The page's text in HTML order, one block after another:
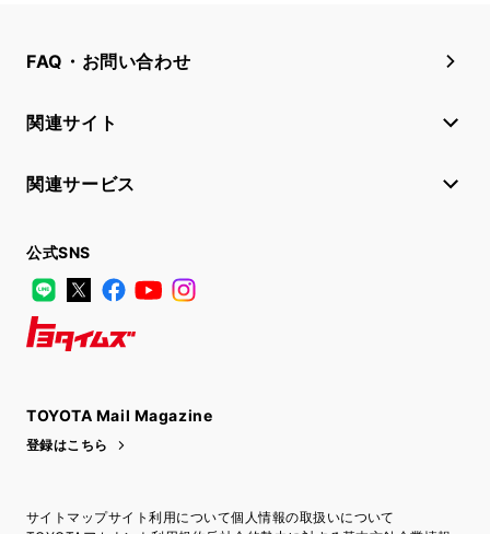
FAQ・お問い合わせ
関連サイト
関連サービス
公式SNS
LINE
X FacebookYouTube
TOYOTA Mail Magazine
登録はこちら
サイトマップサイト利用について個人情報の取扱いについて